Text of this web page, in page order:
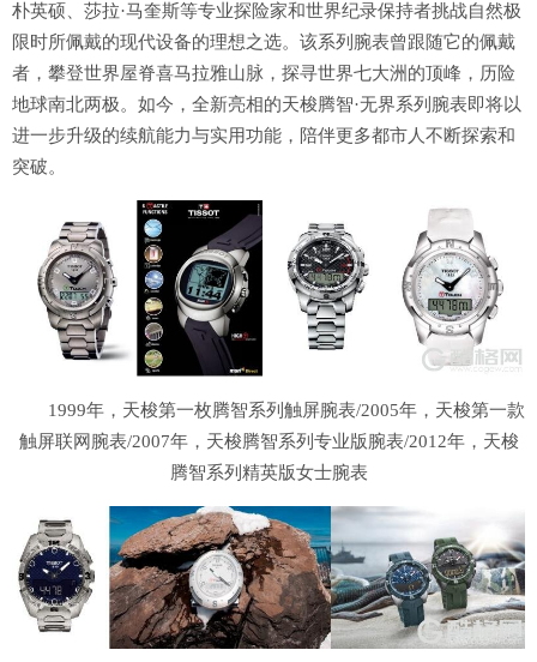
朴英硕、莎拉·马奎斯等专业探险家和世界纪录保持者挑战自然极
限时所佩戴的现代设备的理想之选。该系列腕表曾跟随它的佩戴
者，攀登世界屋脊喜马拉雅山脉，探寻世界七大洲的顶峰，历险
地球南北两极。如今，全新亮相的天梭腾智·无界系列腕表即将以
进一步升级的续航能力与实用功能，陪伴更多都市人不断探索和
突破。
1999年，天梭第一枚腾智系列触屏腕表/2005年，天梭第一款
触屏联网腕表/2007年，天梭腾智系列专业版腕表/2012年，天梭
腾智系列精英版女士腕表